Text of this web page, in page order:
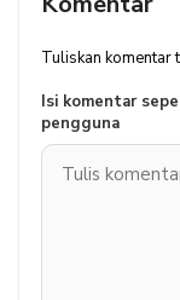
Tuliskan komentar
Isi komentar
pengguna